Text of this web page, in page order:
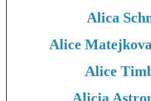
Alica
Alice
Alice
Alicia